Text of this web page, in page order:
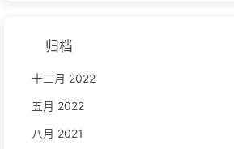
归档
十二月 2022
五月 2022
八月 2021